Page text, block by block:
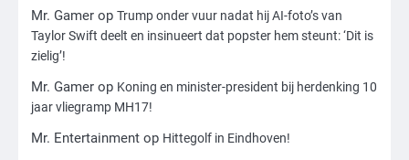
Reiner, gearresteerd na dood ouders
Ms. Army Girl
4
Amerikaanse regisseur Rob Reiner en
vrouw dood gevonden in hun huis,
eigen zoon hoofdverdachte
Mr. Gamer op Trump onder vuur nadat hij AI-foto’s van
Taylor Swift deelt en insinueert dat popster hem steunt: ‘Dit is
zielig’!
Mr. Gamer op Koning en minister-president bij herdenking 10
jaar vliegramp MH17!
Mr. Entertainment op Hittegolf in Eindhoven!